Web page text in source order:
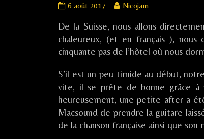
Folk
Neckar
Festival
MOSBACH
(DE)
published
on
6 août 2017
Read
posts
by
the
Folk
Am
Neckar
Festival
/
MOSBACH
Nicojam
De la Suisse, nous allons
chaleureux, (et en français ),
cinquante pas de l’hôtel où nous
S’il est un peu timide au début,
vite, il se prête de bonne grâce à
heureusement, une petite after a
Macsound de prendre la guitare
de la chanson française ainsi que son